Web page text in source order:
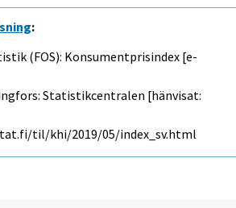
:
(FOS): Konsumentprisindex [e-
Statistikcentralen [hänvisat:
til/khi/2019/05/index_sv.html